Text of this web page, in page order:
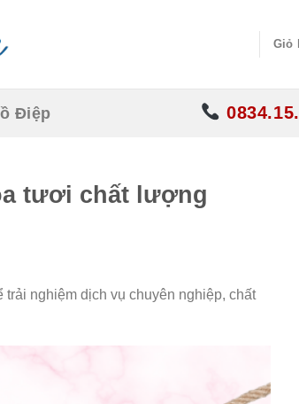
Giỏ
Điệp
tươi chất lượng
nghiệm dịch vụ chuyên nghiệp, chất